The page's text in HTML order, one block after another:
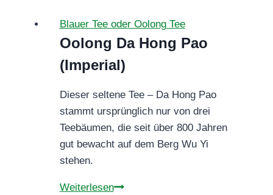
Blauer Tee oder Oolong Tee
Oolong Da Hong Pao
(Imperial)
Dieser seltene Tee – Da Hong Pao
stammt ursprünglich nur von drei
Teebäumen, die seit über 800 Jahren
gut bewacht auf dem Berg Wu Yi
stehen.
WeiterlesenOolong